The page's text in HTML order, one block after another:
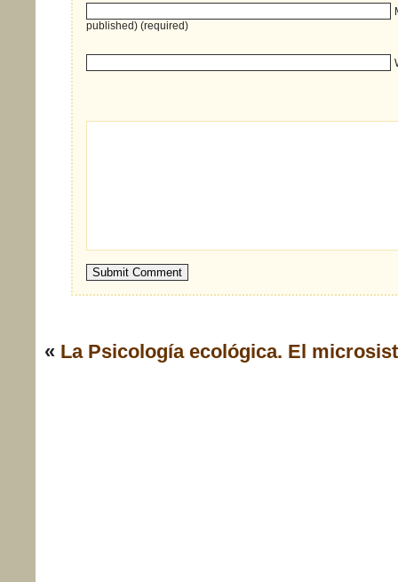
published) (required)
« La Psicología ecológica. El